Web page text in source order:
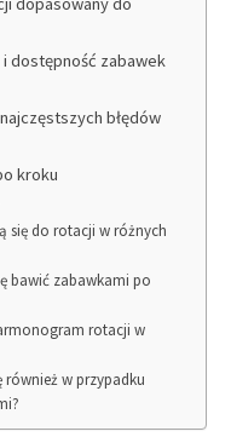
dostępność zabawek
błędów
kroku
się do rotacji w różnych
bawić zabawkami po
rotacji w
również w przypadku